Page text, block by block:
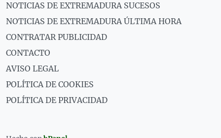
NOTICIAS DE EXTREMADURA SUCESOS
NOTICIAS DE EXTREMADURA ÚLTIMA HORA
CONTRATAR PUBLICIDAD
CONTACTO
AVISO LEGAL
POLÍTICA DE COOKIES
POLÍTICA DE PRIVACIDAD